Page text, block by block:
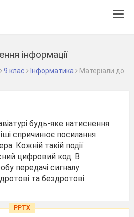
інформації
9 клас Інформатика
Матеріали до
будь-яке натиснення
спричинює посилання
Кожній такій події
цифровий код. В
передачі сигналу
та бездротові.
PPTX